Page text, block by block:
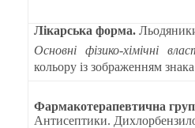
Лікарська форма.
Основні фізико-хімічні
кольору із зображенням
Фармакотерапевтична
Антисептики.